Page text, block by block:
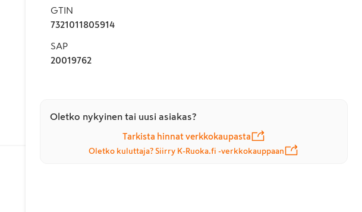
GTIN
7321011805914
SAP
20019762
Oletko nykyinen tai uusi asiakas?
Tarkista hinnat verkkokaupasta
Oletko kuluttaja? Siirry K-Ruoka.fi -verkkokauppaan